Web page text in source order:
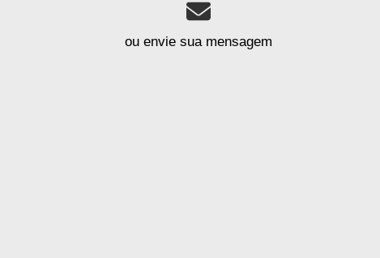
ou envie sua mensagem